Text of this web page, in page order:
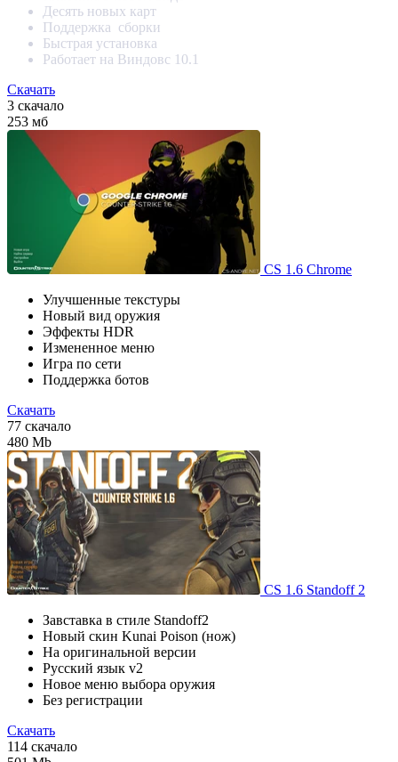
Десять новых карт
Поддержка сборки
Быстрая установка
Работает на Виндовс 10.1
Скачать
3 скачало
253 мб
CS 1.6 Chrome
Улучшенные текстуры
Новый вид оружия
Эффекты HDR
Измененное меню
Игра по сети
Поддержка ботов
Скачать
77 скачало
480 Mb
CS 1.6 Standoff 2
Завставка в стиле Standoff2
Новый скин Kunai Poison (нож)
На оригинальной версии
Русский язык v2
Новое меню выбора оружия
Без регистрации
Скачать
114 скачало